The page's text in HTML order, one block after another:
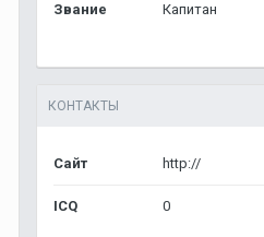
Звание Капитан
КОНТАКТЫ
Сайт http://
ICQ 0